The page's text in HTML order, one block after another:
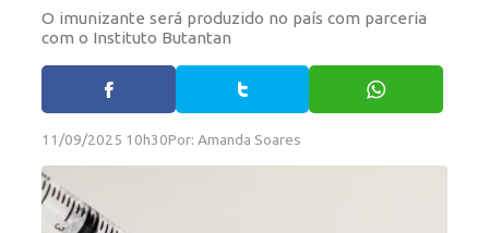
O imunizante será produzido no país com parceria
com o Instituto Butantan
11/09/2025 10h30Por: Amanda Soares